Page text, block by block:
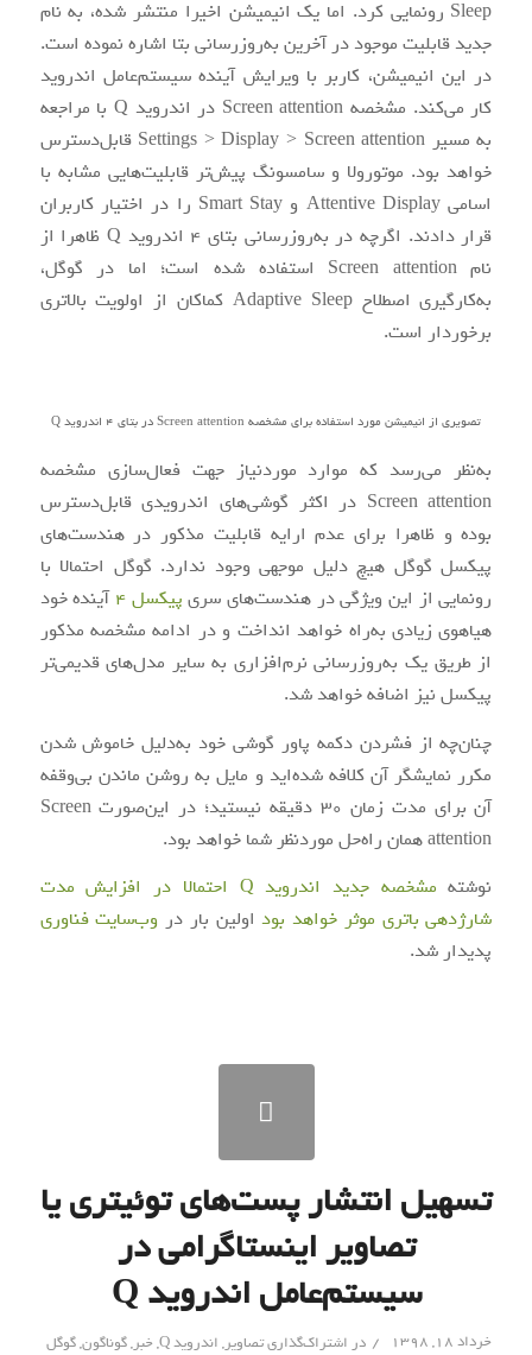
Sleep رونمایی کرد. اما یک انیمیشن اخیرا منتشر شده، به نام
جدید قابلیت موجود در آخرین به‌روزرسانی بتا اشاره نموده است.
در این انیمیشن، کاربر با ویرایش آینده سیستم‌عامل اندروید
کار می‌کند. مشخصه Screen attention در اندروید Q با مراجعه
به مسیر Settings > Display > Screen attention قابل‌دسترس
خواهد بود. موتورولا و سامسونگ پیش‌تر قابلیت‌هایی مشابه با
اسامی Attentive Display و Smart Stay را در اختیار کاربران
قرار دادند. اگرچه در به‌روزرسانی بتای 4 اندروید Q ظاهرا از
نام Screen attention استفاده شده است؛ اما در گوگل،
به‌کارگیری اصطلاح Adaptive Sleep کماکان از اولویت بالاتری
برخوردار است.
تصویری از انیمیشن مورد استفاده برای مشخصه Screen attention در بتای 4 اندروید Q
به‌نظر می‌رسد که موارد موردنیاز جهت فعال‌سازی مشخصه
Screen attention در اکثر گوشی‌های اندرویدی قابل‌دسترس
بوده و ظاهرا برای عدم ارایه قابلیت مذکور در هندست‌های
پیکسل گوگل هیچ دلیل موجهی وجود ندارد. گوگل احتمالا با
رونمایی از این ویژگی در هندست‌های سری پیکسل 4 آینده خود
هیاهوی زیادی به‌راه خواهد انداخت و در ادامه مشخصه مذکور
از طریق یک به‌روزرسانی نرم‌افزاری به سایر مدل‌های قدیمی‌تر
پیکسل نیز اضافه خواهد شد.
چنان‌چه از فشردن دکمه پاور گوشی خود به‌دلیل خاموش شدن
مکرر نمایشگر آن کلافه شده‌اید و مایل به روشن ماندن بی‌وقفه
آن برای مدت زمان 30 دقیقه نیستید؛ در این‌صورت Screen
attention همان راه‌حل موردنظر شما خواهد بود.
نوشته
مشخصه جدید اندروید Q احتمالا در افزایش مدت
شارژدهی باتری موثر خواهد بوداولین بار در وب‌سایت فناوری
پدیدار شد.
تسهیل انتشار پست‌های توئیتری یا
تصاویر اینستاگرامی در
سیستم‌عامل اندروید Q
خرداد ۱۸, ۱۳۹۸ / در اشتراک‌گذاری تصاویر, اندروید Q ,خبر,گوناگون,گوگل